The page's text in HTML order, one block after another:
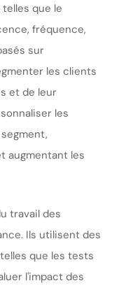
que le
fréquence,
sur
les clients
et de leur
les
augmentant les
travail des
Ils utilisent des
que les tests
l'impact des